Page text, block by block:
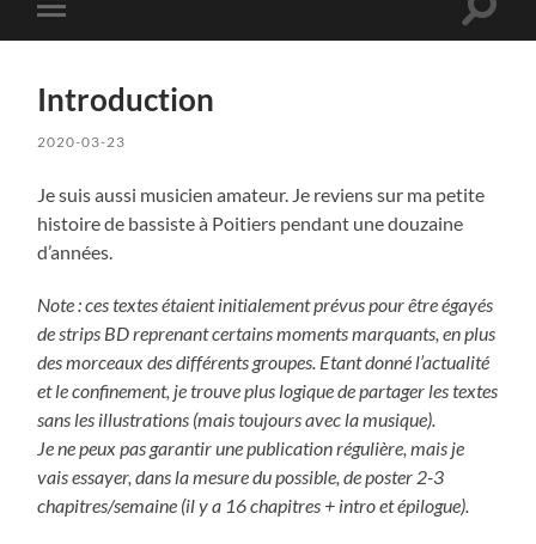
Toggle
mobile
Toggle
Introduction
2020-03-23
Je suis aussi musicien amateur. Je reviens sur ma petite
histoire de bassiste à Poitiers pendant une douzaine
d’années.
Note : ces textes étaient initialement prévus pour être égayés
de strips BD reprenant certains moments marquants, en plus
des morceaux des différents groupes. Etant donné l’actualité
et le confinement, je trouve plus logique de partager les textes
sans les illustrations (mais toujours avec la musique).
Je ne peux pas garantir une publication régulière, mais je
vais essayer, dans la mesure du possible, de poster 2-3
chapitres/semaine (il y a 16 chapitres + intro et épilogue).